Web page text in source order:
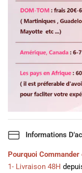
Informations
Pourquoi Commander
1- Livraison 48H